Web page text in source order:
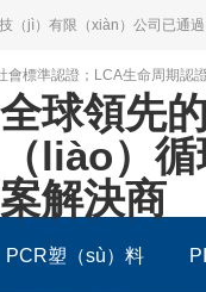
（jì）有限（xiàn）公司已通
會標準認證；LCA生命周期認
全球領先
（liào）
案解決商
PCR塑（sù）料